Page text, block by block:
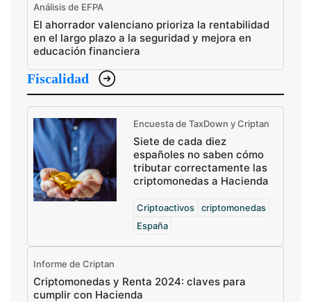
Análisis de EFPA
El ahorrador valenciano prioriza la rentabilidad
en el largo plazo a la seguridad y mejora en
educación financiera
Fiscalidad
Encuesta de TaxDown y Criptan
Siete de cada diez
españoles no saben cómo
tributar correctamente las
criptomonedas a Hacienda
Criptoactivos
criptomonedas
España
Informe de Criptan
Criptomonedas y Renta 2024: claves para
cumplir con Hacienda